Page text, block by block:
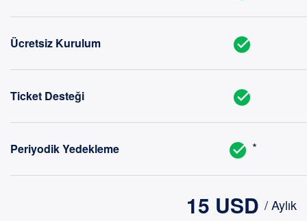
Ücretsiz Kurulum
Ticket Desteği
Periyodik Yedekleme *
15 USD / Aylık